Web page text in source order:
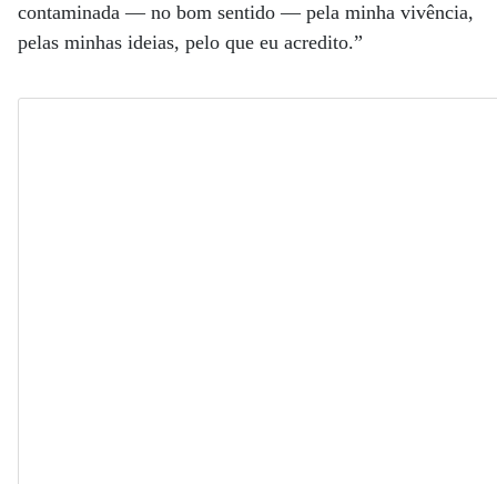
contaminada — no bom sentido — pela minha vivência,
pelas minhas ideias, pelo que eu acredito.”